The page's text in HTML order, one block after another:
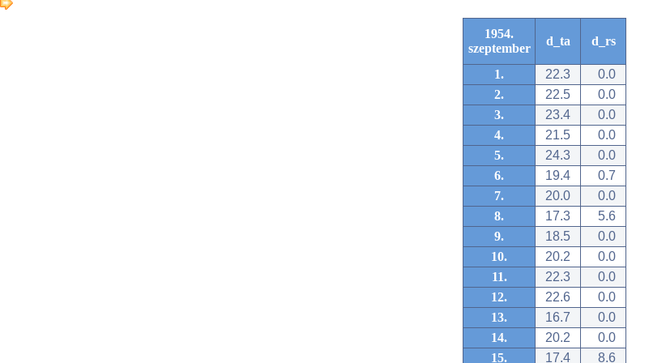
1954.
szeptember
d_ta d_rs
1. 22.3
0.0
2.
22.5
0.0
3.
23.4
0.0
4.
21.5
0.0
5.
24.3
0.0
6.
19.4
0.7
7.
20.0
0.0
8.
17.3
5.6
9.
18.5
0.0
10.
20.2
0.0
11.
22.3
0.0
12.
22.6
0.0
13.
16.7
0.0
14.
20.2
0.0
15.
17.4 8.6